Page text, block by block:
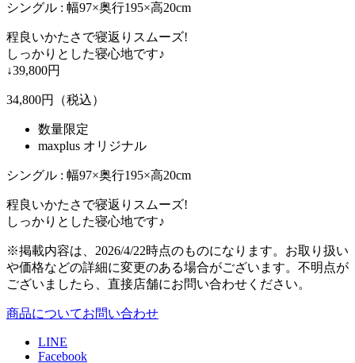
シングル : 幅97×奥行195×高20cm
程良いかたさで寝返りスムーズ!
しっかりとした寝心地です♪
↓39,800円
34,800円（税込）
数量限定
maxplus オリジナル
シングル : 幅97×奥行195×高20cm
程良いかたさで寝返りスムーズ!
しっかりとした寝心地です♪
※掲載内容は、2026/4/22時点のものになります。お取り扱い
や価格などの詳細に変更のある場合がございます。不明点が
ございましたら、直接店舗にお問い合わせください。
商品についてお問い合わせ
LINE
Facebook